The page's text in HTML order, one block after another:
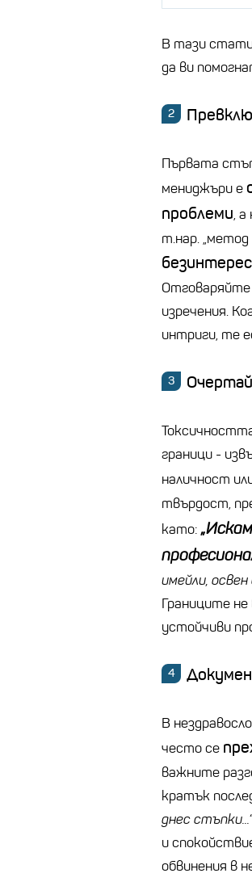
В тази
да ви
Първата
мениджъри е
проблеми,
т.нар. „метод
Отговаряйте
изречения.
интриги, те
граници -
наличност
твърдост,
като:
имейли,
Границите
устойчиви
В
често се
важните
кратък
днес стъпки...“
и
обвинения в